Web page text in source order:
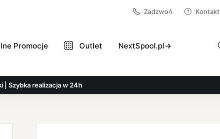
Zadzwoń Kontakt
Promocje Outlet NextSpool.pl→
| Szybka realizacja w 24h